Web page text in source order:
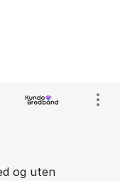
og uten
Vis/